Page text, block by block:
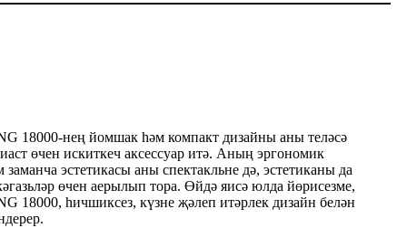
18000-нең йомшак һәм компакт дизайны аны теләсә
өчен искиткеч аксессуар итә. Аның эргономик
эстетикасы аны спектакльне дә, эстетиканы да
өчен аерылып тора. Өйдә яисә юлда йөрисезме,
18000, һичшиксез, күзне җәлеп итәрлек дизайн белән